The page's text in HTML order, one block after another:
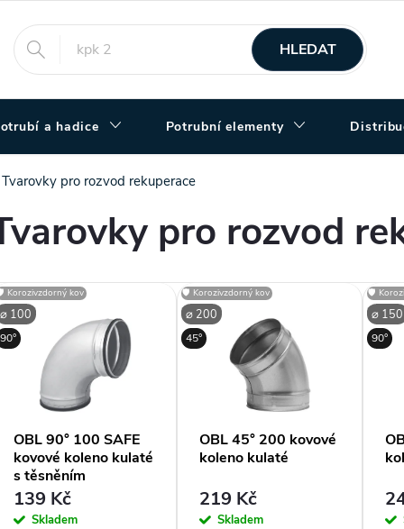
HLEDAT
a hadice Potrubní elementy
Tvarovky pro rozvod rekuperace
pro rozvod
⌀ 100
Korozivzdorný kov
90°
OBL 90° 100 SAFE
kovové koleno kulaté
s těsněním
139 Kč
Skladem
⌀ 200
🛡️ Korozivzdorný kov
45°
OBL 45° 200 kovové
koleno kulaté
219 Kč
Skladem
⌀ 150
🛡️
90°